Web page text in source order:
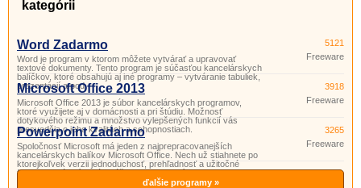
kategórii
Word Zadarmo
Word je program v ktorom môžete vytvárať a upravovať
textové dokumenty. Tento program je súčasťou kancelárskych
balíčkov, ktoré obsahujú aj iné programy – vytváranie tabuliek,
prezentácií a pod.
5121
Freeware
Microsoft Office 2013
Microsoft Office 2013 je súbor kancelárskych programov,
ktoré využijete aj v domácnosti a pri štúdiu. Možnosť
dotykového režimu a množstvo vylepšených funkcií vás
presvedčia o jeho kvalitách a schopnostiach.
3918
Freeware
Powerpoint Zadarmo
Spoločnosť Microsoft má jeden z najprepracovanejších
kancelárskych balíkov Microsoft Office. Nech už stiahnete po
ktorejkoľvek verzii jednoduchosť, prehľadnosť a užitočné
funkcie si vás získajú. Súčasťou tohto balíka je aj program
PowerPoint. Powerpoint je program vhodný na prípravu
3265
Freeware
ďalšie programy »